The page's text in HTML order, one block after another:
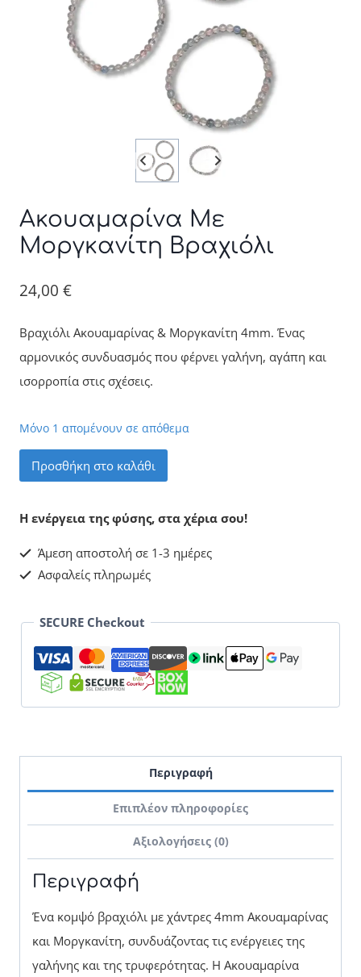
Ακουαμαρίνα Με
Μοργκανίτη Βραχιόλι
24,00 €
Βραχιόλι Ακουαμαρίνας & Μοργκανίτη 4mm. Ένας
αρμονικός συνδυασμός που φέρνει γαλήνη, αγάπη και
ισορροπία στις σχέσεις.
Μόνο 1 απομένουν σε απόθεμα
Ακουαμαρίνα
Με
Μοργκανίτη
ποσότητα
Προσθήκη στο καλάθι
Η ενέργεια της φύσης, στα χέρια σου!
Άμεση αποστολή σε 1-3 ημέρες
Ασφαλείς πληρωμές
SECURE Checkout
Περιγραφή
Επιπλέον πληροφορίες
Αξιολογήσεις (0)
Περιγραφή
Ένα κομψό βραχιόλι με χάντρες 4mm Ακουαμαρίνας
και Μοργκανίτη, συνδυάζοντας τις ενέργειες της
γαλήνης και της τρυφερότητας. Η Ακουαμαρίνα